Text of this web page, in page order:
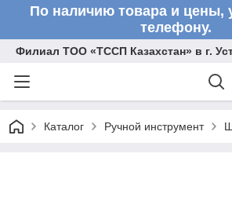
По наличию товара и цены,
телефону.
Филиал ТОО «ТССП Казахстан» в г.
Каталог Ручной инструмент